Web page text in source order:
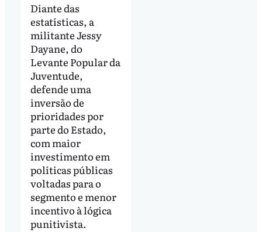
Diante das
estatísticas, a
militante Jessy
Dayane, do
Levante Popular da
Juventude,
defende uma
inversão de
prioridades por
parte do Estado,
com maior
investimento em
políticas públicas
voltadas para o
segmento e menor
incentivo à lógica
punitivista.